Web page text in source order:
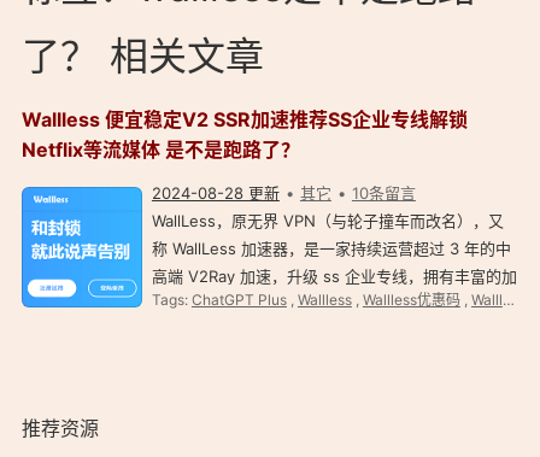
了？ 相关文章
Wallless 便宜稳定V2 SSR加速推荐SS企业专线解锁
Netflix等流媒体 是不是跑路了？
2024-08-28 更新 其它
10条留言
WallLess，原无界 VPN（与轮子撞车而改名），又
称 WallLess 加速器，是一家持续运营超过 3 年的中
高端 V2Ray 加速，升级 ss 企业专线，拥有丰富的加
速线路优化经验和技术实力。 WallLess ss 企业专线
Tags: ChatGPT Plus, Wallless, Wallless优惠码, Wallless官网
推荐资源